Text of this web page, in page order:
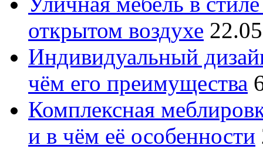
открытом воздухе
Индивидуальный
чём его преимущества
Комплексная
и в чём её особенности